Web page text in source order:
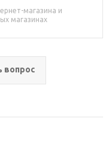
магазина и
магазинах
вопрос